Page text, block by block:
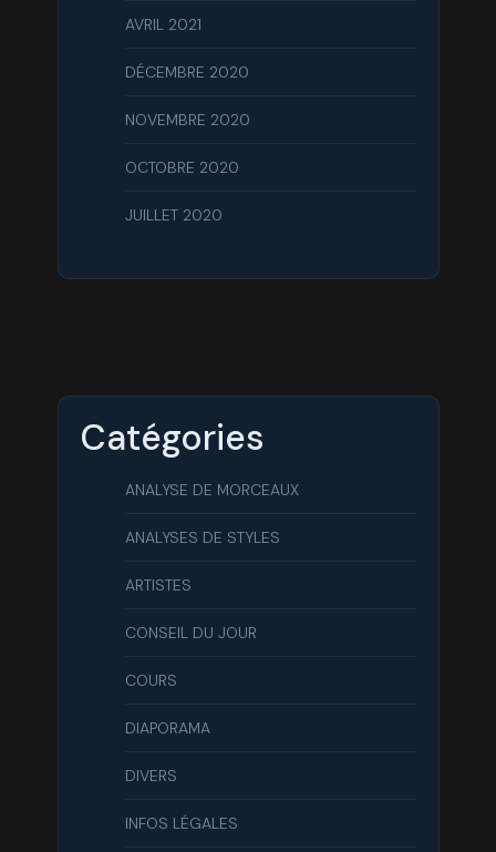
AVRIL 2021
DÉCEMBRE 2020
NOVEMBRE 2020
OCTOBRE 2020
JUILLET 2020
Catégories
ANALYSE DE MORCEAUX
ANALYSES DE STYLES
ARTISTES
CONSEIL DU JOUR
COURS
DIAPORAMA
DIVERS
INFOS LÉGALES